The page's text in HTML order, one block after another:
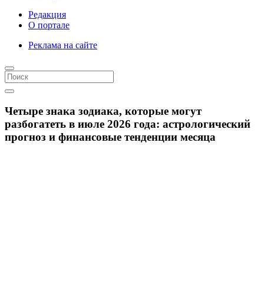
Редакция
О портале
Реклама на сайте
Четыре знака зодиака, которые могут
разбогатеть в июле 2026 года: астрологический
прогноз и финансовые тенденции месяца